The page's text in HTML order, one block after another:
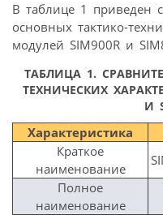
В таблице 1 приведен
основных тактико-
модулей SIM900R и
ТАБЛИЦА 1.
ТЕХНИЧЕСКИХ
И
Характеристика
Краткое
наименование
Полное
наименование